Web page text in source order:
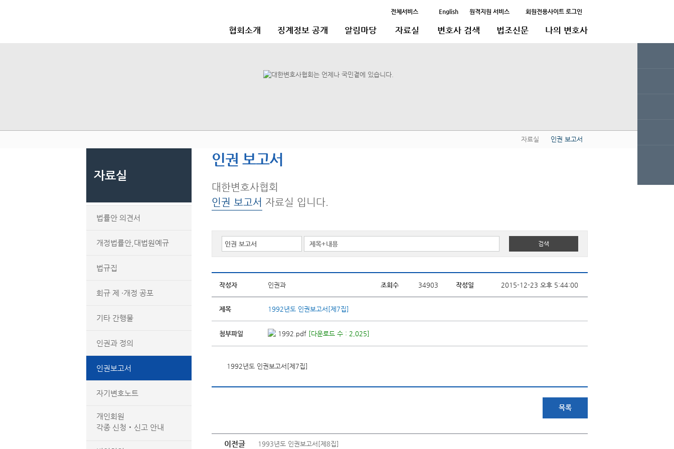
전체서비스 English 원격지원 서비스 회원전용사이트 로그인
협회소개 징계정보 공개 알림마당 자료실 변호사 검색 법조신문 나의 변호사
자료실 인권 보고서
자료실
법률안 의견서
개정법률안,대법원예규
법규집
회규 제 ·개정 공포
기타 간행물
인권과 정의
인권보고서
자기변호노트
개인회원
각종 신청‧신고 안내
인권 보고서
대한변호사협회
인권 보고서 자료실 입니다.
작성자 인권과 조회수 34903 작성일 2015-12-23 오후 5:44:00
제목 1992년도 인권보고서[제7집]
첨부파일 1992.pdf [다운로드 수 : 2,025]
1992년도 인권보고서[제7집]
목록
이전글 1993년도 인권보고서[제8집]